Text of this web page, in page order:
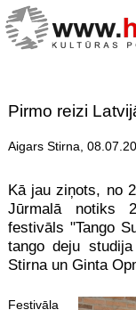
Pirmo reizi
Aigars Stirna,
Kā jau ziņots, no
Jūrmalā notiks
festivāls "Tango
tango deju
Stirna un Ginta
Festivāla